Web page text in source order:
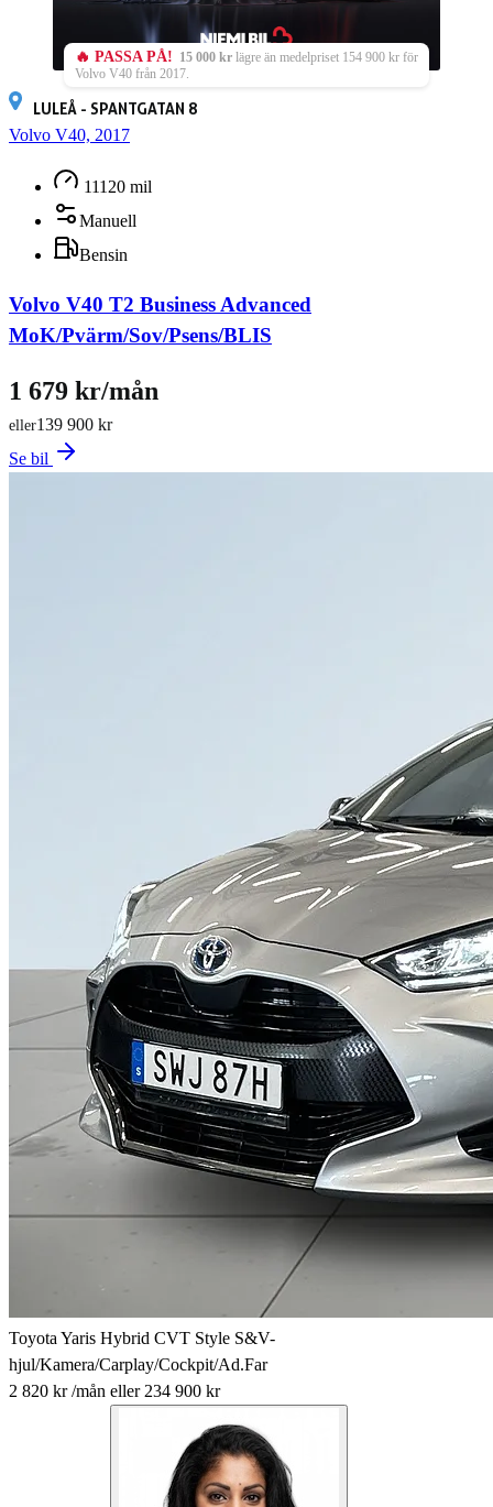
🔥 PASSA PÅ! 15 000 kr lägre än medelpriset 154 900 kr för
Volvo V40 från 2017.
LULEÅ - SPANTGATAN 8
Volvo V40, 2017
11120 mil
Manuell
Bensin
Volvo V40 T2 Business Advanced
MoK/Pvärm/Sov/Psens/BLIS
139 900 kr
eller
1 679 kr/mån
Se bil
Toyota Yaris Hybrid CVT Style S&V-
hjul/Kamera/Carplay/Cockpit/Ad.Far
2 820 kr/mån eller 234 900 kr